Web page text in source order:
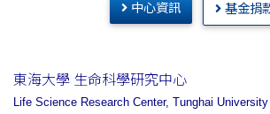
中心資訊 基金捐
東海大學 生命科學研究中心
Life Science Research Center, Tunghai University